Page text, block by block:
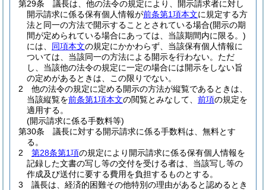
第29条
議長は、他の法令の規定により、開示請求者に対し
開示請求に係る保有個人情報が前条第1項本文に規定する方
法と同一の方法で開示することとされている場合(開示の期
間が定められている場合にあっては、当該期間内に限る。)
には、 同項本文の規定にかかわらず、当該保有個人情報に
ついては、当該同一の方法による開示を行わない。 ただ
し、当該他の法令の規定に一定の場合には開示をしない旨
の定めがあるときは、この限りでない。
2
他の法令の規定に定める開示の方法が縦覧であるときは、
当該縦覧を前条第1項本文の閲覧とみなして、 前項の規定を
適用する。
(開示請求に係る手数料等)
第30条
議長に対する開示請求に係る手数料は、無料とす
る。
2
第28条第1項の規定により開示請求に係る保有個人情報を
記録した文書の写し等の交付を受ける者は、当該写し等の
作成及び送付に要する費用を負担するものとする。
3
議長は、経済的困難その他特別の理由があると認めるとき